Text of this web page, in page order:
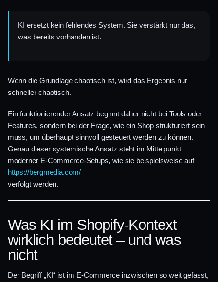
KI ersetzt kein fehlendes System. Sie verstärkt nur das,
was bereits vorhanden ist.
Wenn die Grundlage chaotisch ist, wird das Ergebnis nur
schneller chaotisch.
Ein funktionierender Ansatz beginnt daher nicht bei Tools oder
Features, sondern bei der Frage, wie ein Shop strukturiert sein
muss, um überhaupt sinnvoll gesteuert werden zu können.
Genau dieser systemische Ansatz steht im Mittelpunkt
moderner E-Commerce-Setups, wie sie beispielsweise auf
https://bergmedia.com/
verfolgt werden.
Was KI im Shopify-Kontext
wirklich bedeutet – und was
nicht
Der Begriff „KI“ ist im E-Commerce inzwischen so weit gefasst,